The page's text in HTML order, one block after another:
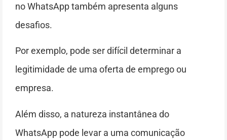
no WhatsApp também apresenta alguns
desafios.
Por exemplo, pode ser difícil determinar a
legitimidade de uma oferta de emprego ou
empresa.
Além disso, a natureza instantânea do
WhatsApp pode levar a uma comunicação